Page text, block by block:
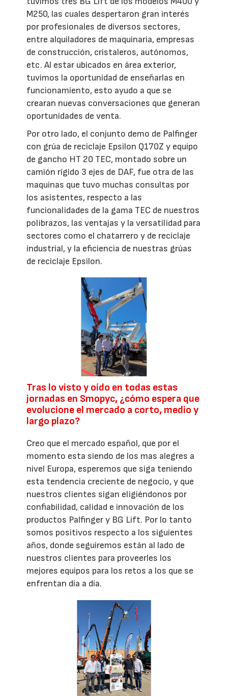
M250, las cuales despertaron gran interés
por profesionales de diversos sectores,
entre alquiladores de maquinaria, empresas
de construcción, cristaleros, autónomos,
etc. Al estar ubicados en área exterior,
tuvimos la oportunidad de enseñarlas en
funcionamiento, esto ayudo a que se
crearan nuevas conversaciones que generan
oportunidades de venta.
Por otro lado, el conjunto demo de Palfinger
con grúa de reciclaje Epsilon Q170Z y equipo
de gancho HT 20 TEC, montado sobre un
camión rígido 3 ejes de DAF, fue otra de las
maquinas que tuvo muchas consultas por
los asistentes, respecto a las
funcionalidades de la gama TEC de nuestros
polibrazos, las ventajas y la versatilidad para
sectores como el chatarrero y de reciclaje
industrial, y la eficiencia de nuestras grúas
de reciclaje Epsilon.
Tras lo visto y oído en todas estas
jornadas en Smopyc, ¿cómo espera que
evolucione el mercado a corto, medio y
largo plazo?
Creo que el mercado español, que por el
momento esta siendo de los mas alegres a
nivel Europa, esperemos que siga teniendo
esta tendencia creciente de negocio, y que
nuestros clientes sigan eligiéndonos por
confiabilidad, calidad e innovación de los
productos Palfinger y BG Lift. Por lo tanto
somos positivos respecto a los siguientes
años, donde seguiremos están al lado de
nuestros clientes para proveerles los
mejores equipos para los retos a los que se
enfrentan día a día.